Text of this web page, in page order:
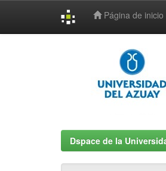
Página de inicio
Dspace de la